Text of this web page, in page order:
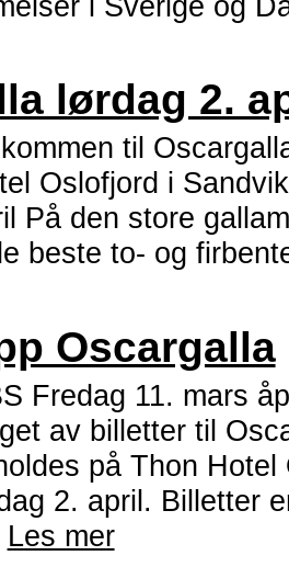
lørdag 2.
til
Oslofjord i
På den store
beste to- og
Oscargalla
Fredag 11. mars
av billetter til
på Thon Hotel
2. april. Billetter
Les mer